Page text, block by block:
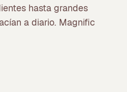
hasta grandes
a diario. Magnific